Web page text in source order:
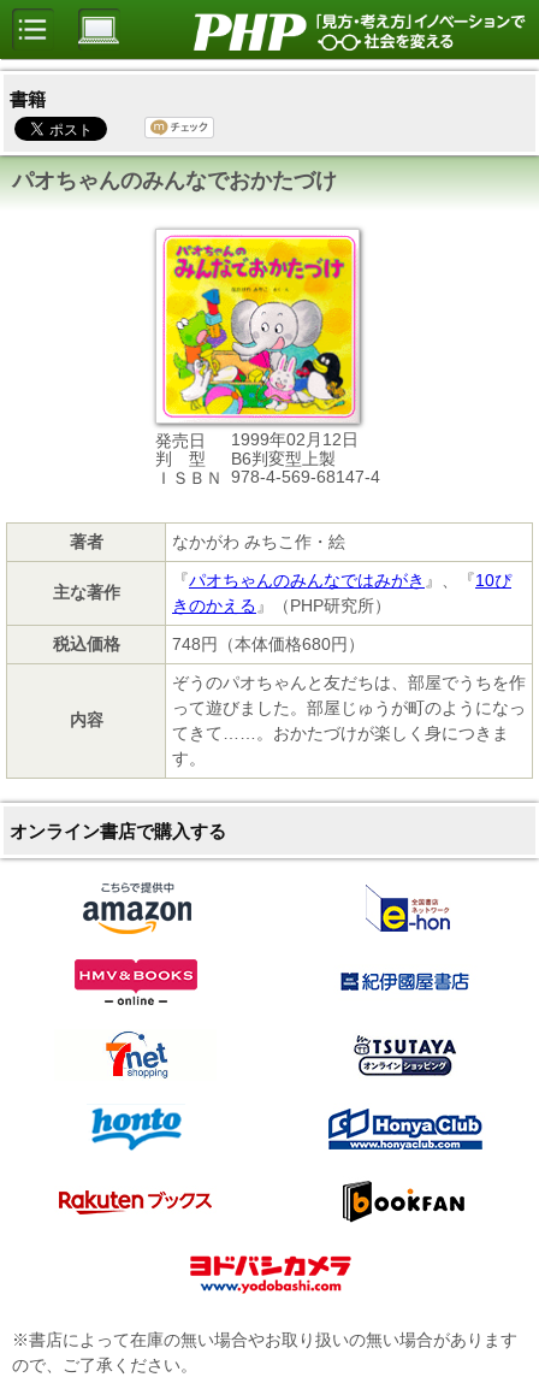
書籍
パオちゃんのみんなでおかたづけ
発売日
1999年02月12日
判 型
B6判変型上製
ＩＳＢＮ
978-4-569-68147-4
著者 なかがわ みちこ作・絵
主な著作
『パオちゃんのみんなではみがき 』、『10ぴ
きのかえる 』（PHP研究所）
税込価格
748円（本体価格680円）
内容
ぞうのパオちゃんと友だちは、部屋でうちを作
って遊びました。部屋じゅうが町のようになっ
てきて……。おかたづけが楽しく身につきま
す。
オンライン書店で購入する
※書店によって在庫の無い場合やお取り扱いの無い場合があります
ので、ご了承ください。